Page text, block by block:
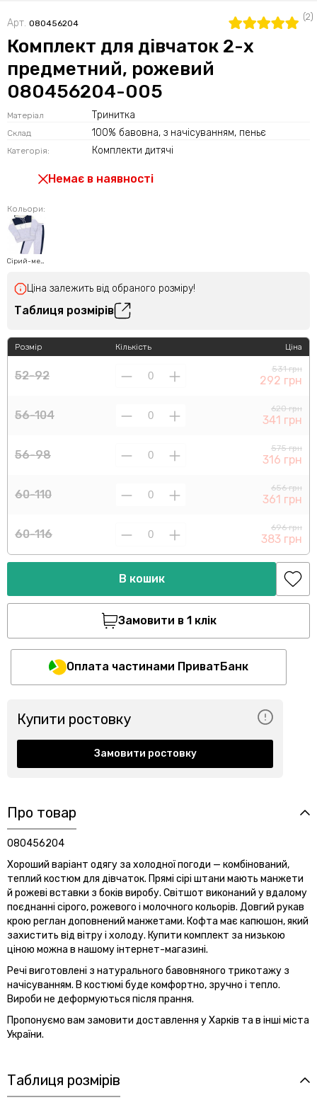
Арт. 080456204
(2)
Комплект для дівчаток 2-х
предметний, рожевий
080456204-005
Матеріал Тринитка
Склад 100% бавовна, з начісуванням, пеньє
Категорія: Комплекти дитячі
Немає в наявності
Кольори:
Сірий-меланж
Ціна залежить від обраного розміру!
Таблиця розмірів
Розмір
52-92
56-104
56-98
60-110
60-116
Кількість Ціна
531 грн
292 грн
620 грн
341 грн
575 грн
316 грн
656 грн
361 грн
696 грн
383 грн
В кошик
Замовити в 1 клік
Оплата частинами ПриватБанк
Купити ростовку
Замовити ростовку
Про товар
080456204
Хороший варіант одягу за холодної погоди — комбінований,
теплий костюм для дівчаток. Прямі сірі штани мають манжети
й рожеві вставки з боків виробу. Світшот виконаний у вдалому
поєднанні сірого, рожевого і молочного кольорів. Довгий рукав
крою реглан доповнений манжетами. Кофта має капюшон, який
захистить від вітру і холоду. Купити комплект за низькою
ціною можна в нашому інтернет-магазині.
Речі виготовлені з натурального бавовняного трикотажу з
начісуванням. В костюмі буде комфортно, зручно і тепло.
Вироби не деформуються після прання.
Пропонуємо вам замовити доставлення у Харків та в інші міста
України.
Таблиця розмірів